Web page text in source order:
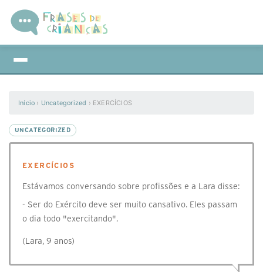
Início › Uncategorized › EXERCÍCIOS
UNCATEGORIZED
EXERCÍCIOS
Estávamos conversando sobre profissões e a Lara disse:
- Ser do Exército deve ser muito cansativo. Eles passam
o dia todo "exercitando".
(Lara, 9 anos)